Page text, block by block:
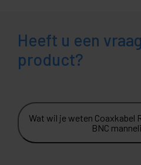
Heeft u een
product?
Wat wil je weten Coaxkabel
BNC